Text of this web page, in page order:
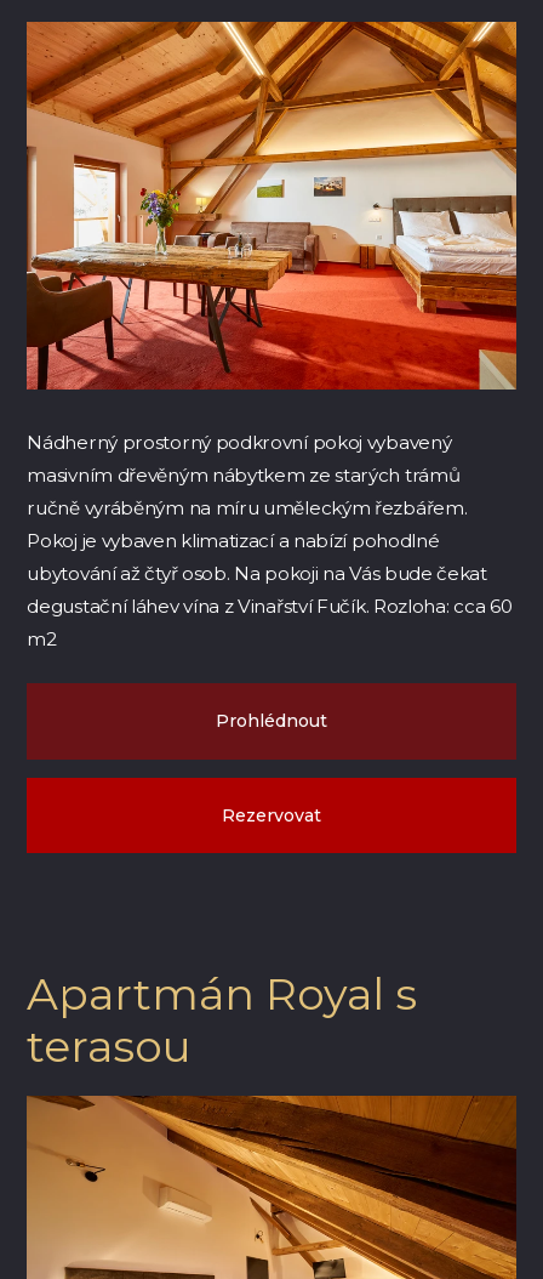
Nádherný prostorný podkrovní pokoj vybavený
masivním dřevěným nábytkem ze starých trámů
ručně vyráběným na míru uměleckým řezbářem.
Pokoj je vybaven klimatizací a nabízí pohodlné
ubytování až čtyř osob. Na pokoji na Vás bude čekat
degustační láhev vína z Vinařství Fučík. Rozloha: cca 60
m2
Prohlédnout
Rezervovat
Apartmán Royal s
terasou